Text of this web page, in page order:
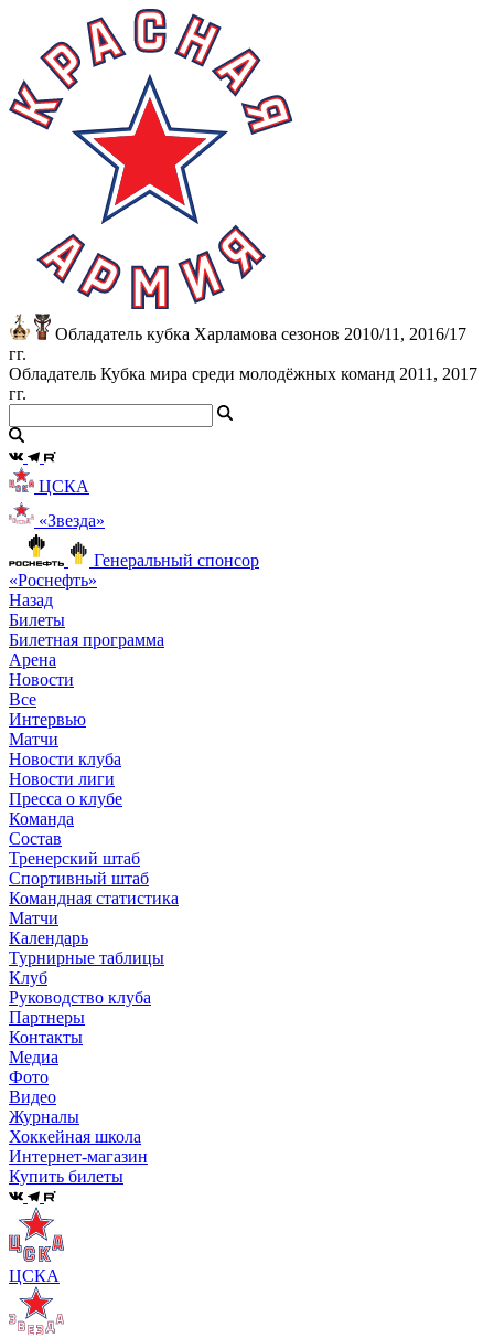
Обладатель кубка Харламова сезонов 2010/11, 2016/17
гг.
Обладатель Кубка мира среди молодёжных команд 2011, 2017
гг.
ЦСКА
«Звезда»
Генеральный спонсор
«Роснефть»
Назад
Билеты
Билетная программа
Арена
Новости
Все
Интервью
Матчи
Новости клуба
Новости лиги
Пресса о клубе
Команда
Состав
Тренерский штаб
Спортивный штаб
Командная статистика
Матчи
Календарь
Турнирные таблицы
Клуб
Руководство клуба
Партнеры
Контакты
Медиа
Фото
Видео
Журналы
Хоккейная школа
Интернет-магазин
Купить билеты
ЦСКА